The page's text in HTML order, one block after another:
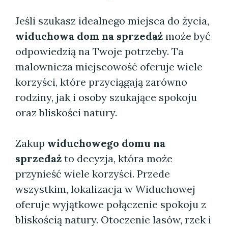
Jeśli szukasz idealnego miejsca do życia,
widuchowa dom na sprzedaż może być
odpowiedzią na Twoje potrzeby. Ta
malownicza miejscowość oferuje wiele
korzyści, które przyciągają zarówno
rodziny, jak i osoby szukające spokoju
oraz bliskości natury.
Zakup widuchowego domu na
sprzedaż to decyzja, która może
przynieść wiele korzyści. Przede
wszystkim, lokalizacja w Widuchowej
oferuje wyjątkowe połączenie spokoju z
bliskością natury. Otoczenie lasów, rzek i